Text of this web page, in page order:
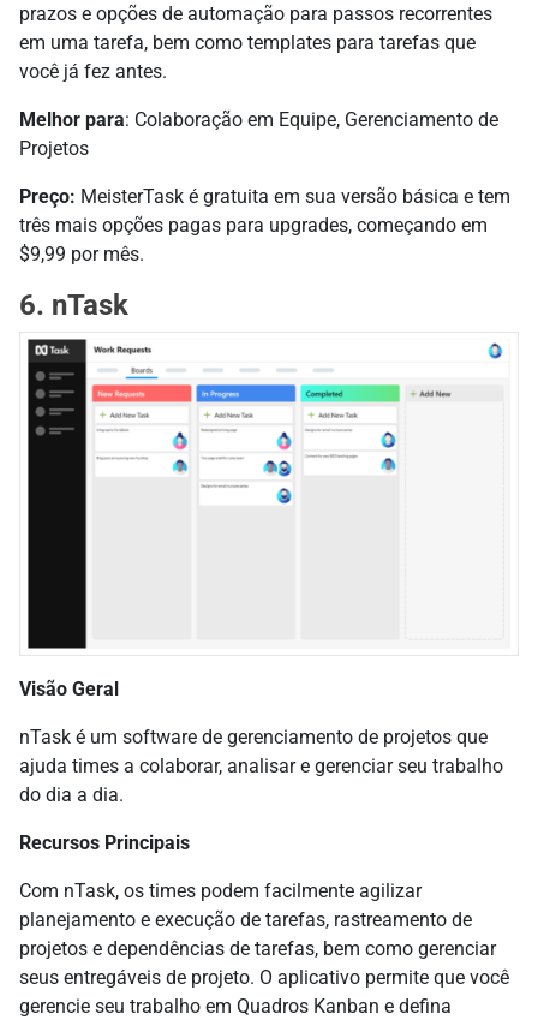
prazos e opções de automação para passos recorrentes
em uma tarefa, bem como templates para tarefas que
você já fez antes.
Melhor para: Colaboração em Equipe, Gerenciamento de
Projetos
Preço: MeisterTask é gratuita em sua versão básica e tem
três mais opções pagas para upgrades, começando em
$9,99 por mês.
6. nTask
Visão Geral
nTask é um software de gerenciamento de projetos que
ajuda times a colaborar, analisar e gerenciar seu trabalho
do dia a dia.
Recursos Principais
Com nTask, os times podem facilmente agilizar
planejamento e execução de tarefas, rastreamento de
projetos e dependências de tarefas, bem como gerenciar
seus entregáveis de projeto. O aplicativo permite que você
gerencie seu trabalho em Quadros Kanban e defina